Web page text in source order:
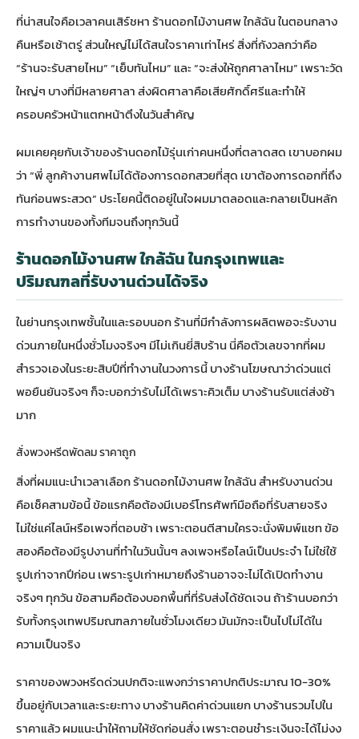
ที่น่าสนใจคือเวลาคนเสิร์ชหาร้านดอกไม้งานศพ ใกล้ฉันในตอนกลาง
คืนหรือเช้าตรู่ ส่วนใหญ่ไม่ได้สนใจราคาเท่าไหร่ สิ่งที่กังวลกว่าคือ
“ร้านจะรับสายไหม” “เย็บทันไหม” และ “จะส่งให้ถูกศาลาไหม” เพราะวัด
ใหญ่ๆ บางที่มีหลายศาลา ส่งผิดศาลาคือเสียศักดิ์ศรีและทำให้
ครอบครัวหน้าแตกหน้าตึงในวันสำคัญ
ผมเคยคุยกับเจ้าของร้านดอกไม้รุ่นเก่าคนหนึ่งที่ตลาดสด เขาบอกผม
ว่า “พี่ ลูกค้างานศพไม่ได้ต้องการดอกสวยที่สุด เขาต้องการดอกที่ถึง
ทันก่อนพระสวด” ประโยคนี้ติดอยู่ในใจผมมาตลอดและกลายเป็นหลัก
การทำงานของทั้งทีมจนถึงทุกวันนี้
ร้านดอกไม้งานศพ ใกล้ฉัน ในกรุงเทพและ
ปริมณฑลที่รับงานด่วนได้จริง
ในย่านกรุงเทพชั้นในและรอบนอก ร้านที่มีกำลังการผลิตพอจะรับงาน
ด่วนภายในหนึ่งชั่วโมงจริงๆ มีไม่เกินยี่สิบร้าน นี่คือตัวเลขจากที่ผม
สำรวจเองในระยะสิบปีที่ทำงานในวงการนี้ บางร้านโฆษณาว่าด่วนแต่
พอยืนยันจริงๆ ก็จะบอกว่ารับไม่ได้เพราะคิวเต็ม บางร้านรับแต่ส่งช้า
มาก
สั่งพวงหรีดพัดลม ราคาถูก
สิ่งที่ผมแนะนำเวลาเลือกร้านดอกไม้งานศพ ใกล้ฉันสำหรับงานด่วน
คือเช็คสามข้อนี้ ข้อแรกคือต้องมีเบอร์โทรศัพท์มือถือที่รับสายจริง
ไม่ใช่แค่ไลน์หรือเพจที่ตอบช้า เพราะตอนตีสามใครจะนั่งพิมพ์แชท ข้อ
สองคือต้องมีรูปงานที่ทำในวันนั้นๆ ลงเพจหรือไลน์เป็นประจำ ไม่ใช่ใช้
รูปเก่าจากปีก่อน เพราะรูปเก่าหมายถึงร้านอาจจะไม่ได้เปิดทำงาน
จริงๆ ทุกวัน ข้อสามคือต้องบอกพื้นที่ที่รับส่งได้ชัดเจน ถ้าร้านบอกว่า
รับทั้งกรุงเทพปริมณฑลภายในชั่วโมงเดียว มันมักจะเป็นไปไม่ได้ใน
ความเป็นจริง
ราคาของพวงหรีดด่วนปกติจะแพงกว่าราคาปกติประมาณ 10-30%
ขึ้นอยู่กับเวลาและระยะทาง บางร้านคิดค่าด่วนแยก บางร้านรวมไปใน
ราคาแล้ว ผมแนะนำให้ถามให้ชัดก่อนสั่ง เพราะตอนชำระเงินจะได้ไม่งง